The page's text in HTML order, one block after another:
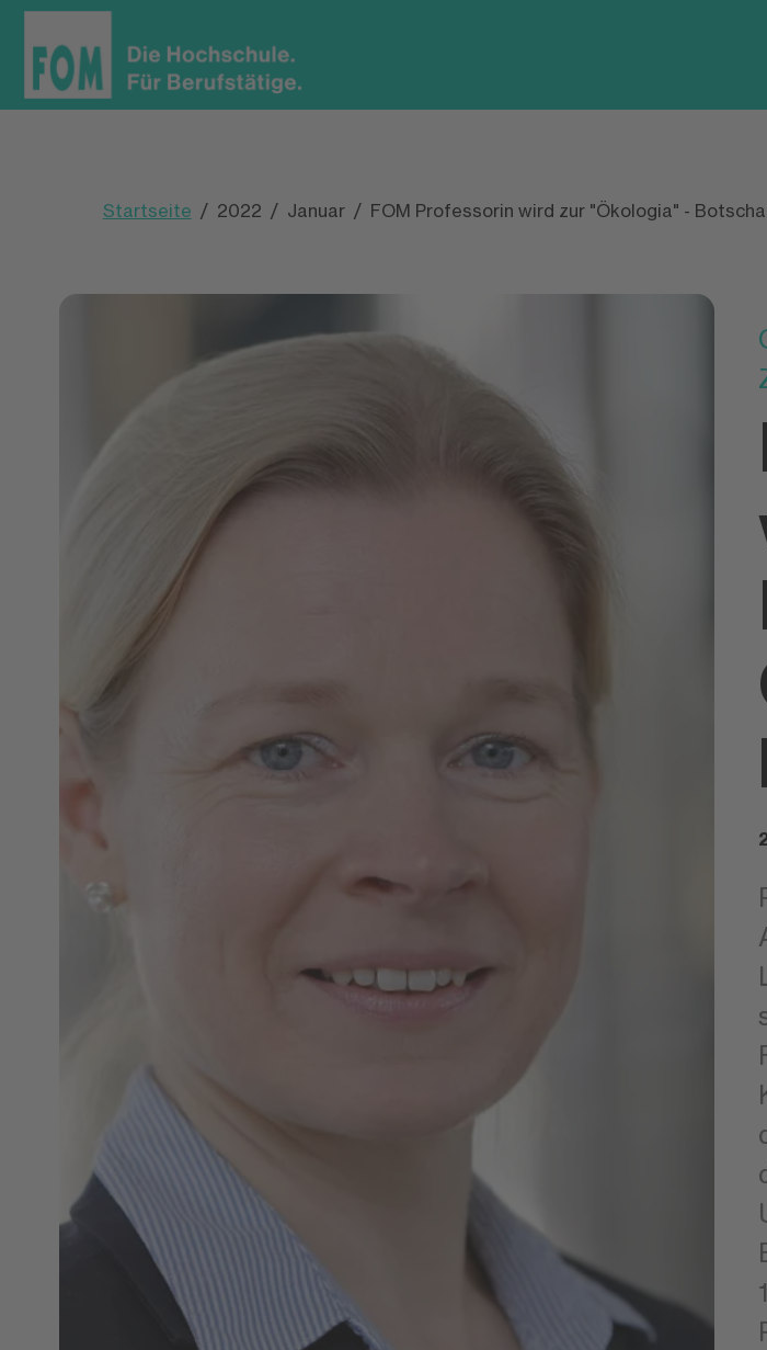
Startseite 2022 Januar FOM Professorin wird zur "Ökologia" -